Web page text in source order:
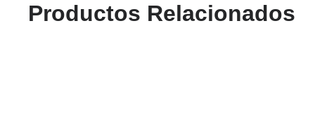
Productos Relacionados